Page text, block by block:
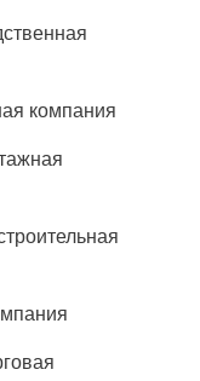
компания